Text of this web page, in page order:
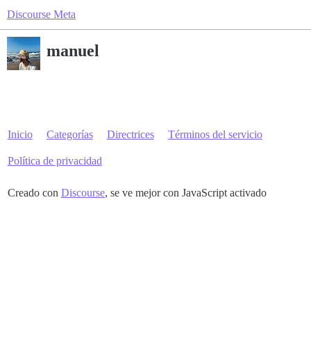
Discourse Meta
manuel
Inicio Categorías Directrices Términos del servicio
Política de privacidad
Creado con Discourse, se ve mejor con JavaScript activado